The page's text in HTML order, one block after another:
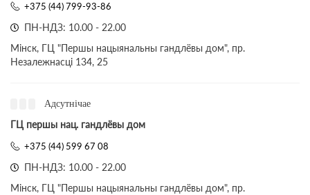
+375 (44) 799-93-86
ПН-НДЗ: 10.00 - 22.00
Мінск, ГЦ "Першы нацыянальны гандлёвы дом", пр.
Незалежнасці 134, 25
Адсутнічае
ГЦ першы нац. гандлёвы дом
+375 (44) 599 67 08
ПН-НДЗ: 10.00 - 22.00
Мінск, ГЦ "Першы нацыянальны гандлёвы дом", пр.